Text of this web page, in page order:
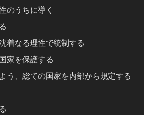
のうちに導く
着なる理性で統制する
家を保護する
う、総ての国家を内部から規定する